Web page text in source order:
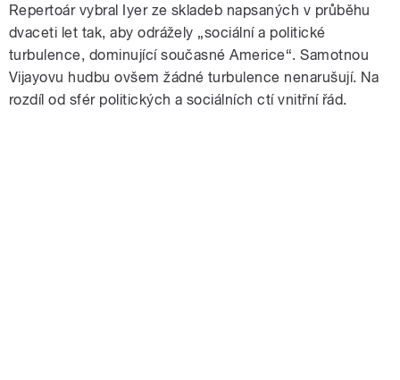
Repertoár vybral Iyer ze skladeb napsaných v průběhu
dvaceti let tak, aby odrážely „sociální a politické
turbulence, dominující současné Americe“. Samotnou
Vijayovu hudbu ovšem žádné turbulence nenarušují. Na
rozdíl od sfér politických a sociálních ctí vnitřní řád.